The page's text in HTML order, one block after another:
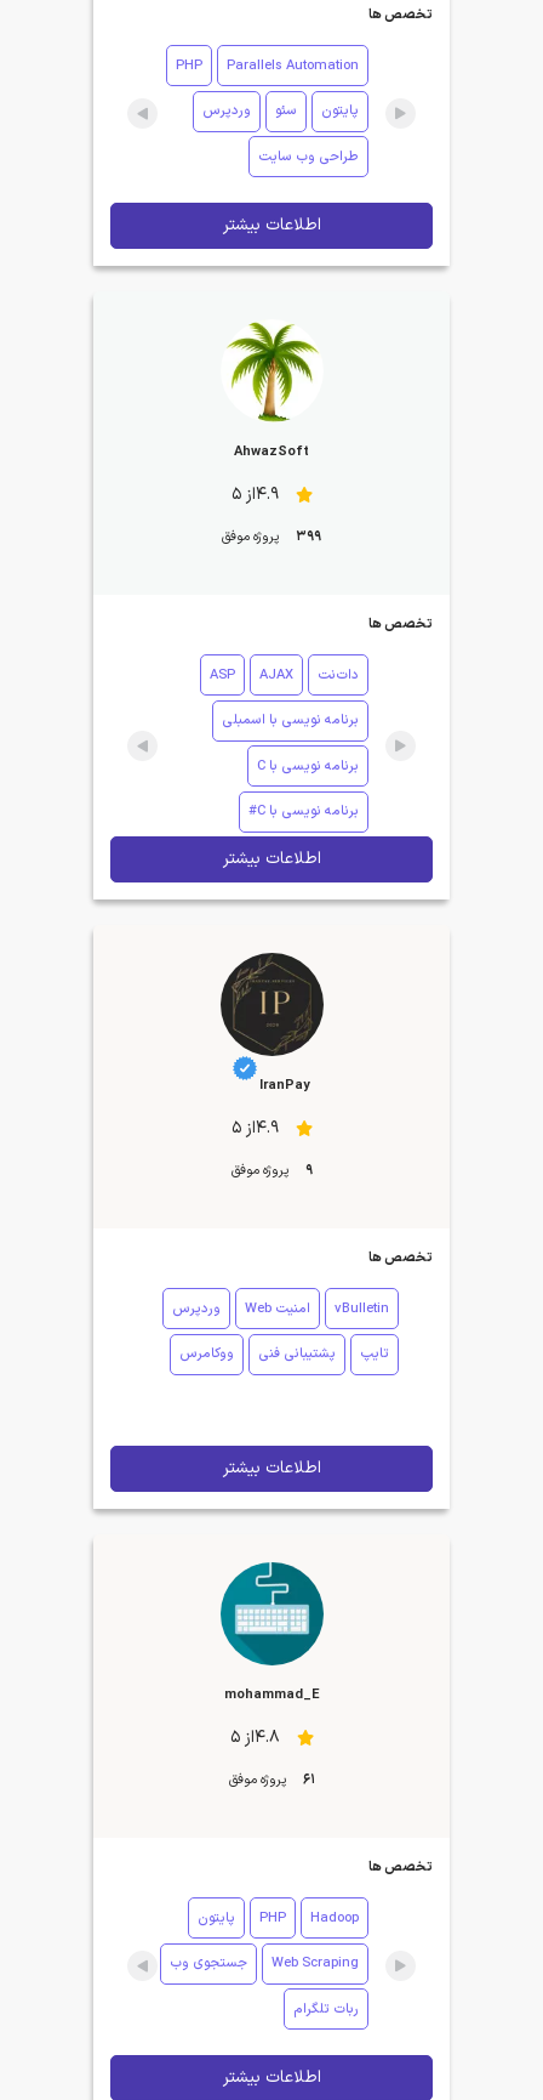
تخصص ها
Parallels Automation
PHP
پایتون سئو وردپرس
طراحی وب سایت
اطلاعات بیشتر
AhwazSoft
4.9از 5
399 پروژه موفق
تخصص ها
دات‌نت AJAX
ASP
برنامه نویسی با اسمبلی
برنامه نویسی با C
برنامه نویسی با C#
اطلاعات بیشتر
IranPay
4.9از 5
9 پروژه موفق
تخصص ها
vBulletin امنیت Web وردپرس
تایپ پشتیبانی فنی ووکامرس
اطلاعات بیشتر
mohammad_E
4.8از 5
61 پروژه موفق
تخصص ها
Hadoop
PHP پایتون
Web Scraping جستجوی وب
ربات تلگرام
اطلاعات بیشتر